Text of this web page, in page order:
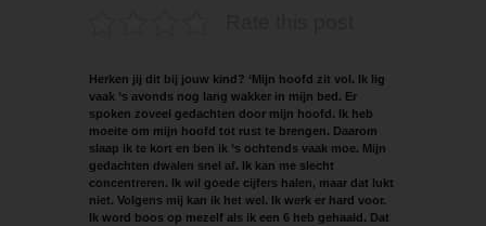
Herken jij dit bij jouw kind? ‘Mijn hoofd zit vol. Ik lig
vaak ’s avonds nog lang wakker in mijn bed. Er
spoken zoveel gedachten door mijn hoofd. Ik heb
moeite om mijn hoofd tot rust te brengen. Daarom
slaap ik te kort en ben ik ’s ochtends vaak moe. Mijn
gedachten dwalen snel af. Ik kan me slecht
concentreren. Ik wil goede cijfers halen, maar dat lukt
niet. Volgens mij kan ik het wel. Ik werk er hard voor.
Ik word boos op mezelf als ik een 6 heb gehaald. Dat